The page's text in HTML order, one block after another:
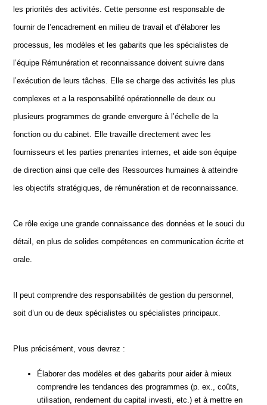
les priorités des activités. Cette personne est responsable de
fournir de l’encadrement en milieu de travail et d’élaborer les
processus, les modèles et les gabarits que les spécialistes de
l’équipe Rémunération et reconnaissance doivent suivre dans
l’exécution de leurs tâches. Elle se charge des activités les plus
complexes et a la responsabilité opérationnelle de deux ou
plusieurs programmes de grande envergure à l’échelle de la
fonction ou du cabinet. Elle travaille directement avec les
fournisseurs et les parties prenantes internes, et aide son équipe
de direction ainsi que celle des Ressources humaines à atteindre
les objectifs stratégiques, de rémunération et de reconnaissance.
Ce rôle exige une grande connaissance des données et le souci du
détail, en plus de solides compétences en communication écrite et
orale.
Il peut comprendre des responsabilités de gestion du personnel,
soit d’un ou de deux spécialistes ou spécialistes principaux.
Plus précisément, vous devrez :
Élaborer des modèles et des gabarits pour aider à mieux
comprendre les tendances des programmes (p. ex., coûts,
utilisation, rendement du capital investi, etc.) et à mettre en